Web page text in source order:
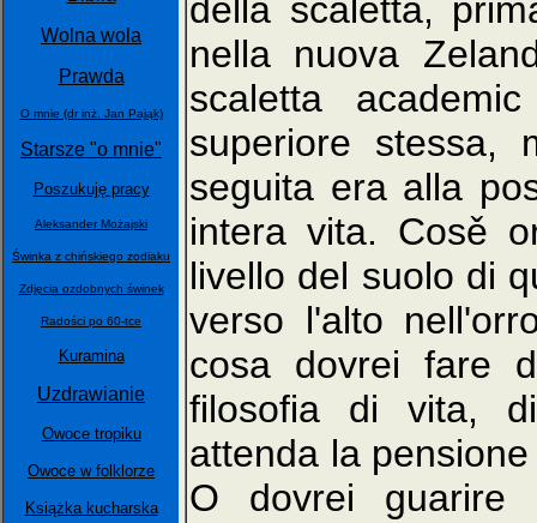
Wolna wola
Prawda
O mnie (dr inż. Jan Pająk)
Starsze "o mnie"
Poszukuję pracy
Aleksander Możajski
Świnka z chińskiego zodiaku
Zdjęcia ozdobnych świnek
Radości po 60-tce
Kuramina
Uzdrawianie
Owoce tropiku
Owoce w folklorze
Książka kucharska
della scaletta,
nella nuova
scaletta
superiore
seguita era alla
intera vita. Cosě
livello del suolo di
verso l'alto
cosa dovrei fare
filosofia di vita,
attenda la
O dovrei guarire